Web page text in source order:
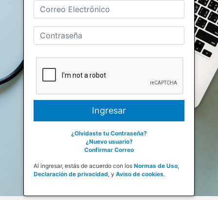
¿Olvidaste tu Contraseña?
¿Nuevo usuario?
Confirmar Correo
Al ingresar, estás de acuerdo con los Normas de Uso,
Declaración de privacidad, y Aviso de cookies.